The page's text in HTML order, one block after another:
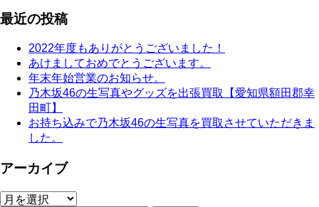
最近の投稿
2022年度もありがとうございました！
あけましておめでとうございます。
年末年始営業のお知らせ。
乃木坂46の生写真やグッズを出張買取【愛知県額田郡幸
田町】
お持ち込みで乃木坂46の生写真を買取させていただきま
した。
アーカイブ
ア